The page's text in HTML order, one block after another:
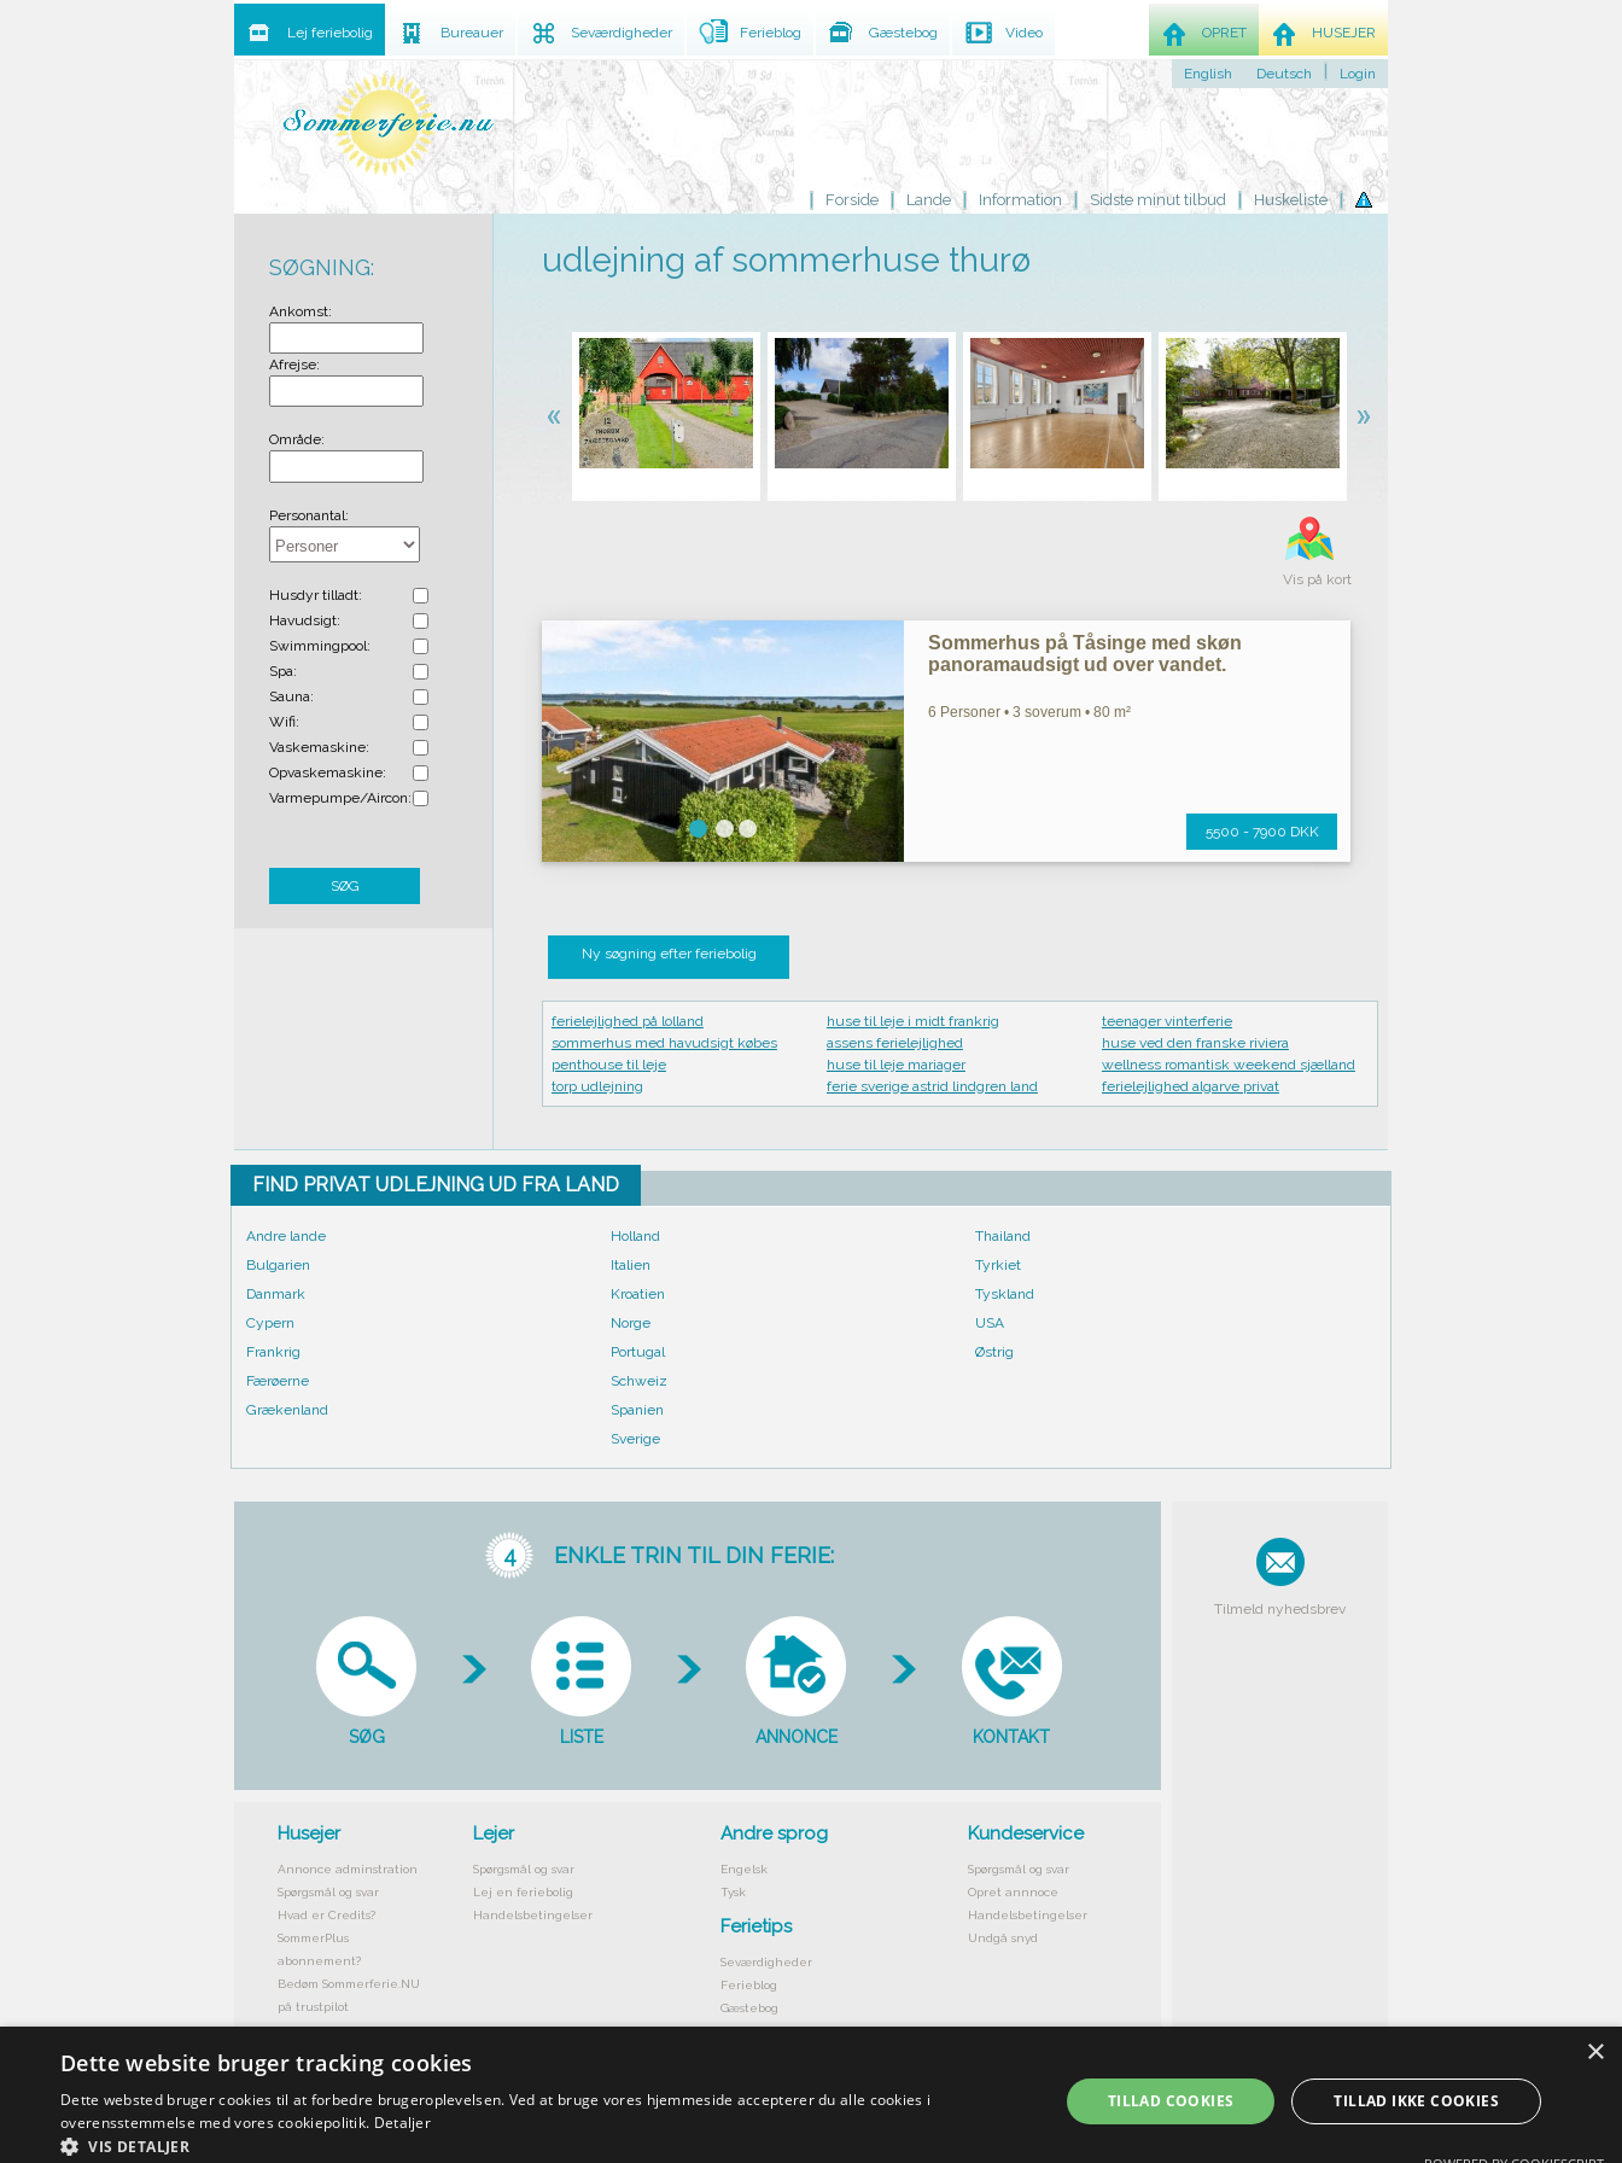
Forside Lande Information Sidste minut tilbud Huskeliste
udlejning af sommerhuse thurø
Vis på kort
Sommerhus på Tåsinge med skøn
panoramaudsigt ud over vandet.
6 Personer • 3 soverum • 80 m²
5500 - 7900 DKK
Ny søgning efter feriebolig
ferielejlighed på lolland
sommerhus med havudsigt købes
penthouse til leje
torp udlejning
huse til leje i midt frankrig
assens ferielejlighed
huse til leje mariager
ferie sverige astrid lindgren land
teenager vinterferie
huse ved den franske riviera
wellness romantisk weekend sjælland
ferielejlighed algarve privat
SØGNING:
Ankomst:
Afrejse:
Område:
Personantal:
Husdyr tilladt:
Havudsigt:
Swimmingpool:
Spa:
Sauna:
Wifi:
Vaskemaskine:
Opvaskemaskine:
Varmepumpe/Aircon:
SØG
FIND PRIVAT UDLEJNING UD FRA LAND
Andre lande
Bulgarien
Danmark
Cypern
Frankrig
Færøerne
Grækenland
Holland
Italien
Kroatien
Norge
Portugal
Schweiz
Spanien
Sverige
Thailand
Tyrkiet
Tyskland
USA
Østrig
4 ENKLE TRIN TIL DIN FERIE:
SØG LISTE ANNONCE KONTAKT
Husejer
Annonce adminstration
Spørgsmål og svar
Hvad er Credits?
SommerPlus
abonnement?
Bedøm Sommerferie.NU
på trustpilot
Lejer
Spørgsmål og svar
Lej en feriebolig
Handelsbetingelser
Andre sprog
Engelsk
Tysk
Ferietips
Seværdigheder
Ferieblog
Gæstebog
Kundeservice
Spørgsmål og svar
Opret annnoce
Handelsbetingelser
Undgå snyd
Tilmeld nyhedsbrev
Lej feriebolig Bureauer Seværdigheder Ferieblog Gæstebog Video HUSEJER
OPRET
English Deutsch Login
×
Dette website bruger tracking cookies
Dette websted bruger cookies til at forbedre brugeroplevelsen. Ved at bruge vores hjemmeside accepterer du alle cookies i
overensstemmelse med vores cookiepolitik. Detaljer
VIS DETALJER
TILLAD COOKIES TILLAD IKKE COOKIES